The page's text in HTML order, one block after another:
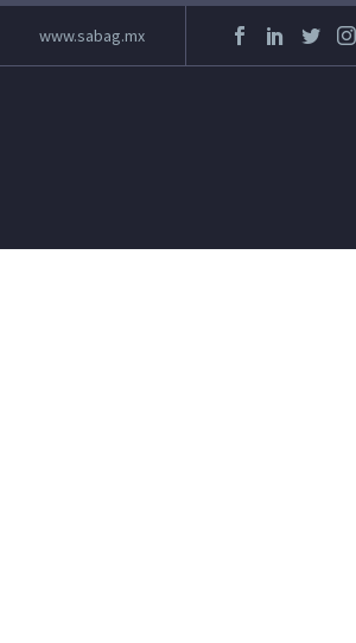
www.sabag.mx